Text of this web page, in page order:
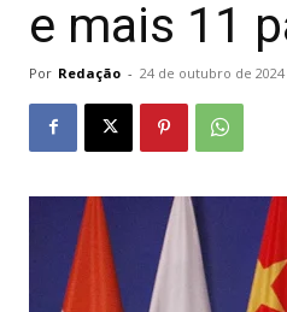
e mais 11
Por Redação - 24 de outubro de 2024